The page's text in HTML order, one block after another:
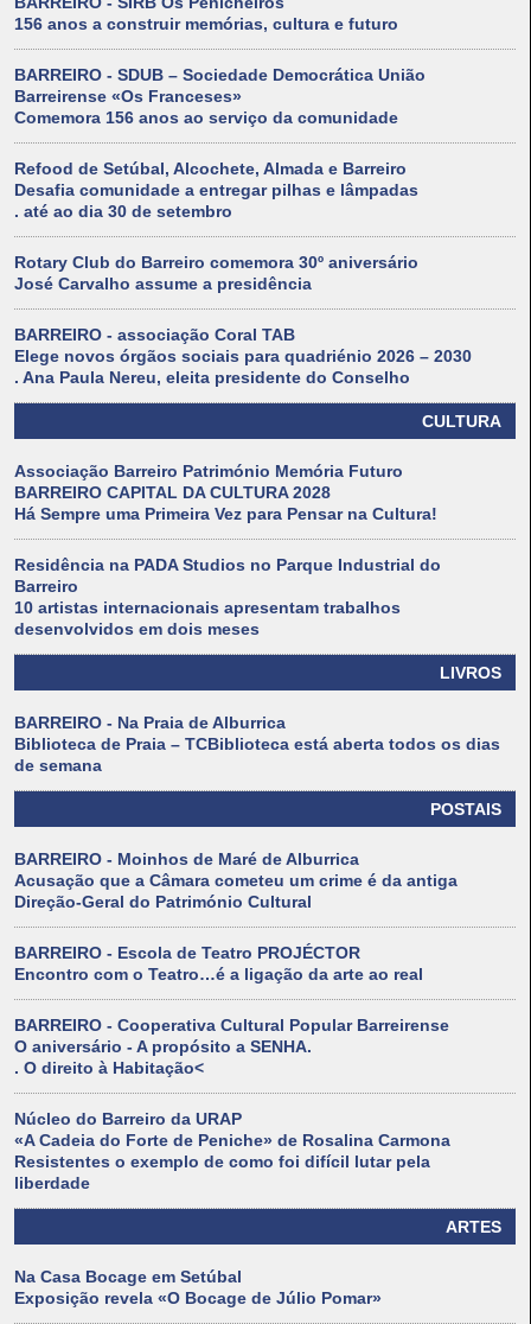
156 anos a construir memórias, cultura e futuro
BARREIRO - SDUB – Sociedade Democrática União
Barreirense «Os Franceses»
Comemora 156 anos ao serviço da comunidade
Refood de Setúbal, Alcochete, Almada e Barreiro
Desafia comunidade a entregar pilhas e lâmpadas
. até ao dia 30 de setembro
Rotary Club do Barreiro comemora 30º aniversário
José Carvalho assume a presidência
BARREIRO - associação Coral TAB
Elege novos órgãos sociais para quadriénio 2026 – 2030
. Ana Paula Nereu, eleita presidente do Conselho
CULTURA
Associação Barreiro Património Memória Futuro
BARREIRO CAPITAL DA CULTURA 2028
Há Sempre uma Primeira Vez para Pensar na Cultura!
Residência na PADA Studios no Parque Industrial do
Barreiro
10 artistas internacionais apresentam trabalhos
desenvolvidos em dois meses
LIVROS
BARREIRO - Na Praia de Alburrica
Biblioteca de Praia – TCBiblioteca está aberta todos os dias
de semana
POSTAIS
BARREIRO - Moinhos de Maré de Alburrica
Acusação que a Câmara cometeu um crime é da antiga
Direção-Geral do Património Cultural
BARREIRO - Escola de Teatro PROJÉCTOR
Encontro com o Teatro…é a ligação da arte ao real
BARREIRO - Cooperativa Cultural Popular Barreirense
O aniversário - A propósito a SENHA.
. O direito à Habitação<
Núcleo do Barreiro da URAP
«A Cadeia do Forte de Peniche» de Rosalina Carmona
Resistentes o exemplo de como foi difícil lutar pela
liberdade
ARTES
Na Casa Bocage em Setúbal
Exposição revela «O Bocage de Júlio Pomar»